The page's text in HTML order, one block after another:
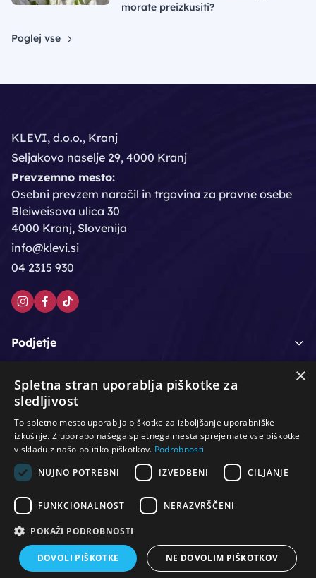
morate preizkusiti?
Poglej vse
KLEVI, d.o.o., Kranj
Seljakovo naselje 29, 4000 Kranj
Prevzemno mesto:
Osebni prevzem naročil in trgovina za pravne osebe
Bleiweisova ulica 30
4000 Kranj, Slovenija
info@klevi.si
04 2315 930
Podjetje
Moj račun
Podpora strankam
Lasje & nega las / Roke & nohti / Orodje - kozmetično /
Oprema za salone / Čistoča & zaščita / Ostalo
© Vse pravice pridržane. Produkcija:PNV d.o.o.
×
Spletna stran uporablja piškotke za
sledljivost
To spletno mesto uporablja piškotke za izboljšanje uporabniške
izkušnje. Z uporabo našega spletnega mesta sprejemate vse piškotke
v skladu z našo politiko piškotkov. Podrobnosti
NUJNO POTREBNI
IZVEDBENI CILJANJE
FUNKCIONALNOST NERAZVRŠČENI
POKAŽI PODROBNOSTI
DOVOLI PIŠKOTKE NE DOVOLIM PIŠKOTKOV